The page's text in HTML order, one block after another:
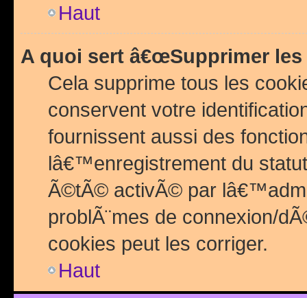
Haut
A quoi sert â€œSupprimer les
Cela supprime tous les
conservent votre
fournissent aussi des
lâ€™enregistrement du
Ã©tÃ© activÃ© par
problÃ¨mes de connexion/
cookies peut les corriger.
Haut